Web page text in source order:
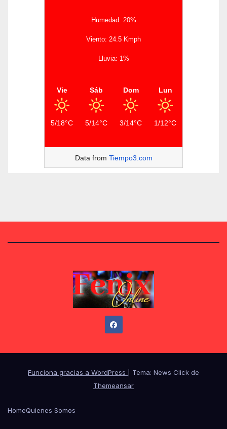
Humedad: 20%
Viento: 24.5 Kmph
Lluvia: 1%
Vie
5/18°C
Sáb
5/14°C
Dom
3/14°C
Lun
1/12°C
Data from Tiempo3.com
Funciona gracias a WordPress
Tema: News Click de
Themeansar
HomeQuienes Somos